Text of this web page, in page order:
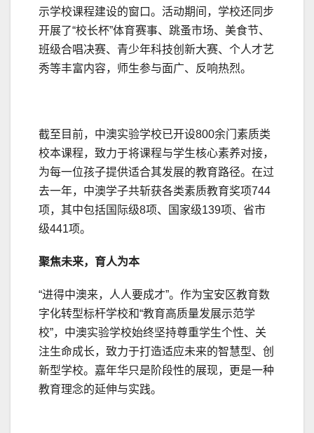
示学校课程建设的窗口。活动期间，学校还同步
开展了“校长杯”体育赛事、跳蚤市场、美食节、
班级合唱决赛、青少年科技创新大赛、个人才艺
秀等丰富内容，师生参与面广、反响热烈。
截至目前，中澳实验学校已开设800余门素质类
校本课程，致力于将课程与学生核心素养对接，
为每一位孩子提供适合其发展的教育路径。在过
去一年，中澳学子共斩获各类素质教育奖项744
项，其中包括国际级8项、国家级139项、省市
级441项。
聚焦未来，育人为本
“进得中澳来，人人要成才”。作为宝安区教育数
字化转型标杆学校和“教育高质量发展示范学
校”，中澳实验学校始终坚持尊重学生个性、关
注生命成长，致力于打造适应未来的智慧型、创
新型学校。嘉年华只是阶段性的展现，更是一种
教育理念的延伸与实践。